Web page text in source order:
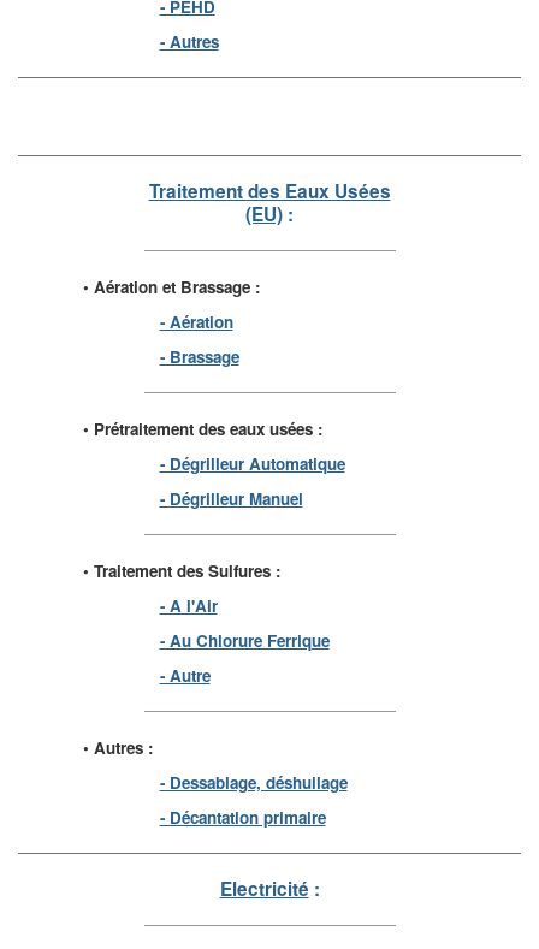
- PEHD
- Autres
Traitement des Eaux Usées
(EU) :
• Aération et Brassage :
- Aération
- Brassage
• Prétraitement des eaux usées :
- Dégrilleur Automatique
- Dégrilleur Manuel
• Traitement des Sulfures :
- A l'Air
- Au Chlorure Ferrique
- Autre
• Autres :
- Dessablage, déshuilage
- Décantation primaire
Electricité :